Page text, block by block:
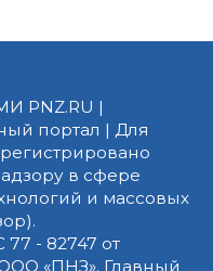
PNZ.RU |
портал | Для
в сфере
и массовых
- 82747 от
ООО «ПНЗ». Главный